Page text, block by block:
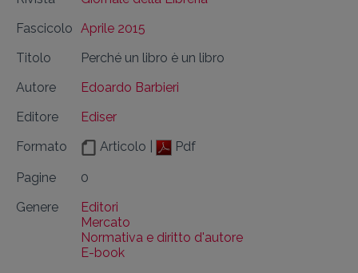
Fascicolo Aprile 2015
Titolo
Perché un libro è un libro
Autore
Edoardo Barbieri
Editore
Ediser
Formato
Articolo | Pdf
Pagine
0
Genere
Editori
Mercato
Normativa e diritto d'autore
E-book